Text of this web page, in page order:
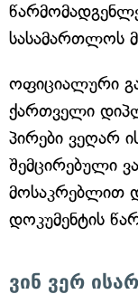
სასამართლოს
ოფიციალური
ქართველი
პირები ვეღარ
შემცირებული
მოსაკრებლით
დოკუმენტის
ვინ ვერ